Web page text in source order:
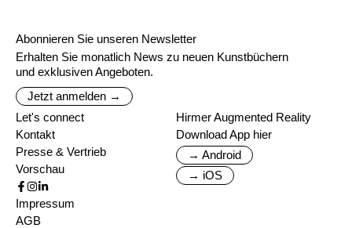
Abonnieren Sie unseren Newsletter
Erhalten Sie monatlich News zu neuen Kunstbüchern
und exklusiven Angeboten.
Jetzt anmelden →
Let's connect
Kontakt
Presse & Vertrieb
Vorschau
Hirmer Augmented Reality
Download App hier
→ Android
→ iOS
Impressum
AGB